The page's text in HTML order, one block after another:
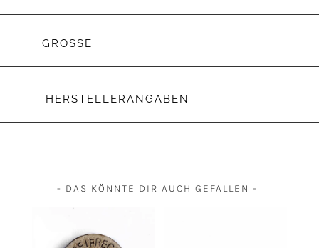
GRÖSSE
HERSTELLERANGABEN
- DAS KÖNNTE DIR AUCH GEFALLEN -